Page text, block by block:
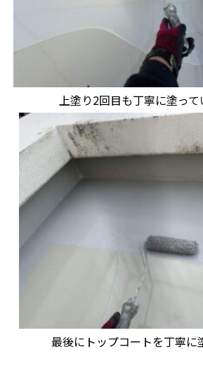
上塗り2回目も丁寧に塗っ
最後にトップコートを丁寧に